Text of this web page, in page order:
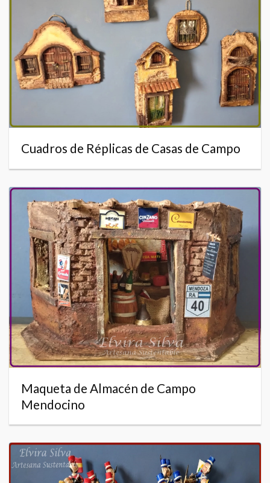
Cuadros de Réplicas de Casas de Campo
Maqueta de Almacén de Campo
Mendocino